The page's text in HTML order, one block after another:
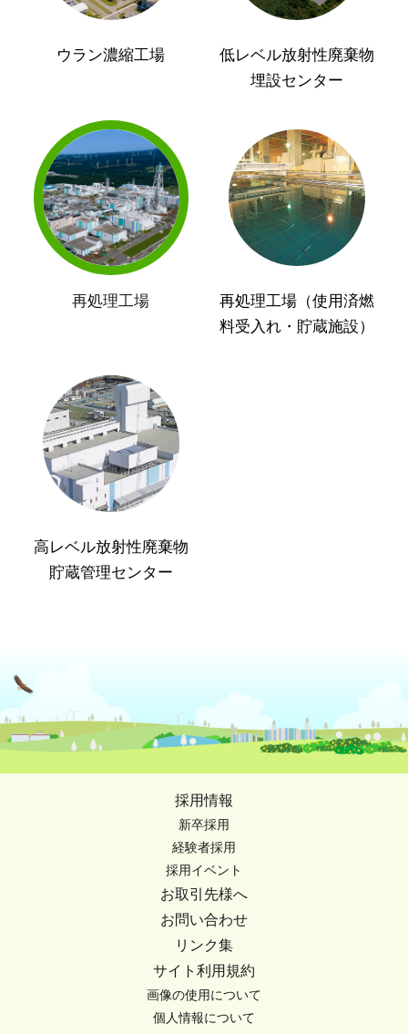
ウラン濃縮工場
低レベル放射性廃棄物
埋設センター
再処理工場
再処理工場（使用済燃
料受入れ・貯蔵施設）
高レベル放射性廃棄物
貯蔵管理センター
採用情報
新卒採用
経験者採用
採用イベント
お取引先様へ
お問い合わせ
リンク集
サイト利用規約
画像の使用について
個人情報について